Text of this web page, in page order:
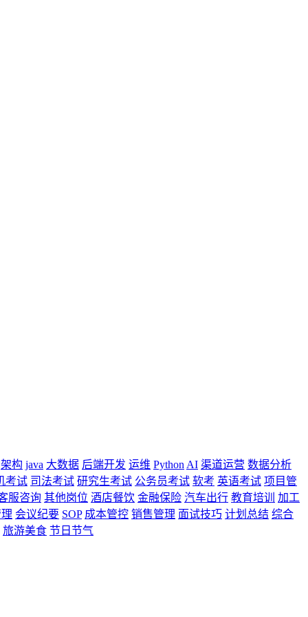
架构 java 大数据 后端开发 运维 Python AI 渠道运营 数据分析
考试 司法考试 研究生考试 公务员考试 软考 英语考试 项目管
服咨询 其他岗位 酒店餐饮 金融保险 汽车出行 教育培训
加工
会议纪要 SOP 成本管控 销售管理 面试技巧 计划总结 综合
旅游美食 节日节气